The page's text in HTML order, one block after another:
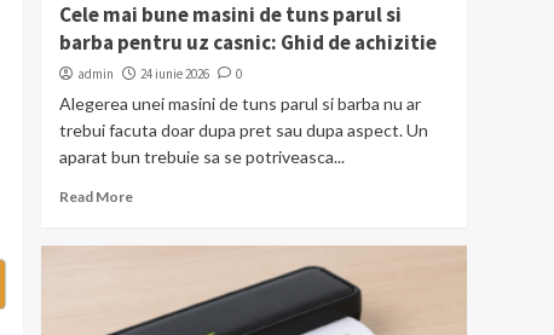
Cele mai bune masini de tuns parul si
barba pentru uz casnic: Ghid de achizitie
admin 24 iunie 2026 0
Alegerea unei masini de tuns parul si barba nu ar
trebui facuta doar dupa pret sau dupa aspect. Un
aparat bun trebuie sa se potriveasca...
Read More